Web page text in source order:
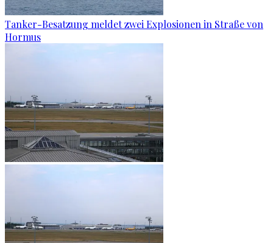
Tanker-Besatzung meldet zwei Explosionen in Straße von
Hormus